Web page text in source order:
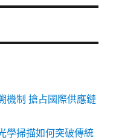
機制 搶占國際供應鏈
學掃描如何突破傳統